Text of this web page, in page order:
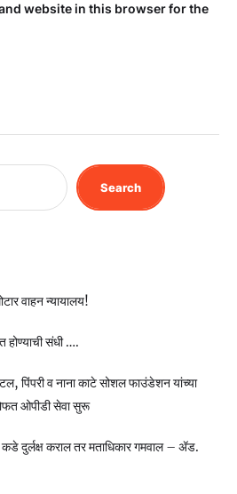
website in this browser for the
Search
वाहन न्यायालय!
होण्याची संधी ….
पिंपरी व नाना काटे सोशल फाउंडेशन यांच्या
ओपीडी सेवा सुरू
दुर्लक्ष कराल तर मताधिकार गमवाल – ॲड.